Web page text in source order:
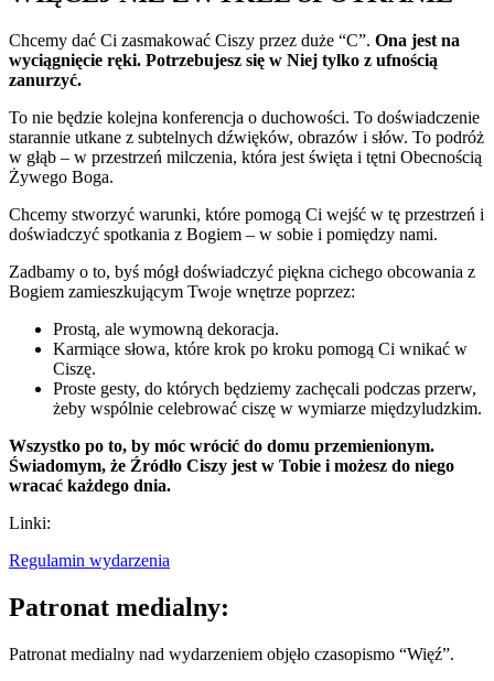
Chcemy dać Ci zasmakować Ciszy przez duże “C”. Ona jest na
wyciągnięcie ręki. Potrzebujesz się w Niej tylko z ufnością
zanurzyć.
To nie będzie kolejna konferencja o duchowości. To doświadczenie
starannie utkane z subtelnych dźwięków, obrazów i słów. To podróż
w głąb – w przestrzeń milczenia, która jest święta i tętni Obecnością
Żywego Boga.
Chcemy stworzyć warunki, które pomogą Ci wejść w tę przestrzeń i
doświadczyć spotkania z Bogiem – w sobie i pomiędzy nami.
Zadbamy o to, byś mógł doświadczyć piękna cichego obcowania z
Bogiem zamieszkującym Twoje wnętrze poprzez:
Prostą, ale wymowną dekoracja.
Karmiące słowa, które krok po kroku pomogą Ci wnikać w
Ciszę.
Proste gesty, do których będziemy zachęcali podczas przerw,
żeby wspólnie celebrować ciszę w wymiarze międzyludzkim.
Wszystko po to, by móc wrócić do domu przemienionym.
Świadomym, że Źródło Ciszy jest w Tobie i możesz do niego
wracać każdego dnia.
Linki:
Regulamin wydarzenia
Patronat medialny:
Patronat medialny nad wydarzeniem objęło czasopismo “Więź”.